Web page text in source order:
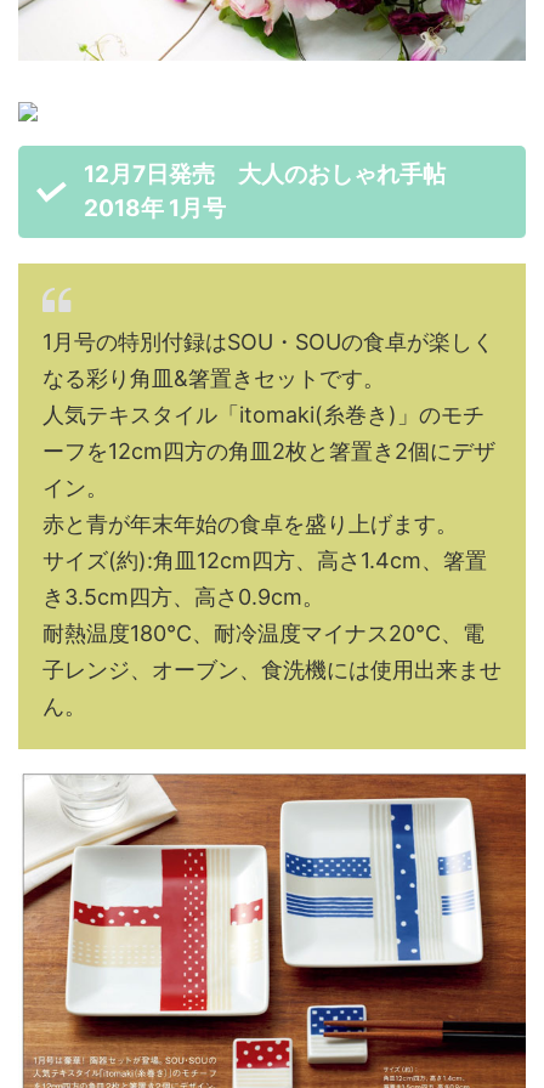
12月7日発売 大人のおしゃれ手帖
2018年 1月号
1月号の特別付録はSOU・SOUの食卓が楽しく
なる彩り角皿&箸置きセットです。
人気テキスタイル「itomaki(糸巻き)」のモチ
ーフを12cm四方の角皿2枚と箸置き2個にデザ
イン。
赤と青が年末年始の食卓を盛り上げます。
サイズ(約):角皿12cm四方、高さ1.4cm、箸置
き3.5cm四方、高さ0.9cm。
耐熱温度180℃、耐冷温度マイナス20℃、電
子レンジ、オーブン、食洗機には使用出来ませ
ん。